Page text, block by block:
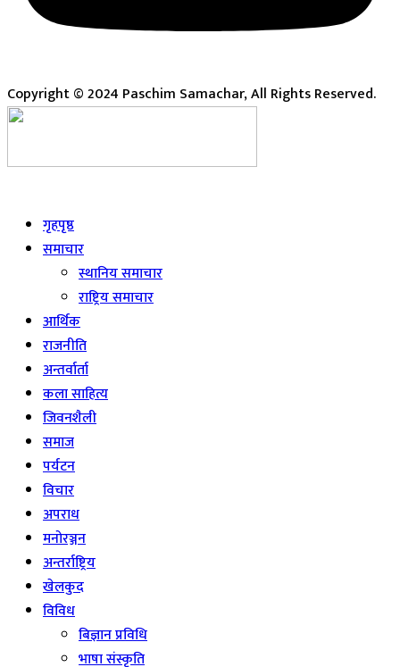
Copyright © 2024 Paschim Samachar, All Rights Reserved.
गृहपृष्ठ
समाचार
स्थानिय समाचार
राष्ट्रिय समाचार
आर्थिक
राजनीति
अन्तर्वार्ता
कला साहित्य
जिवनशैली
समाज
पर्यटन
विचार
अपराध
मनोरञ्जन
अन्तर्राष्ट्रिय
खेलकुद
विविध
बिज्ञान प्रविधि
भाषा संस्कृति